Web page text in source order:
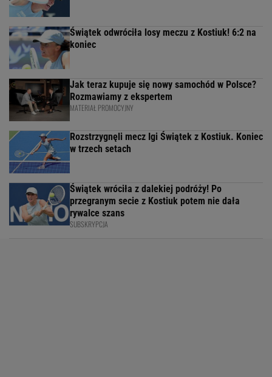
Świątek odwróciła losy meczu z Kostiuk! 6:2 na
koniec
Jak teraz kupuje się nowy samochód w Polsce?
Rozmawiamy z ekspertem
MATERIAŁ PROMOCYJNY
Rozstrzygnęli mecz Igi Świątek z Kostiuk. Koniec
w trzech setach
Świątek wróciła z dalekiej podróży! Po
przegranym secie z Kostiuk potem nie dała
rywalce szans
SUBSKRYPCJA